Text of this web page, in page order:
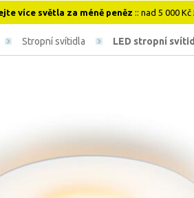
více světla za méně peněz :: nad 5 000 Kč
Stropní svítidla LED stropní